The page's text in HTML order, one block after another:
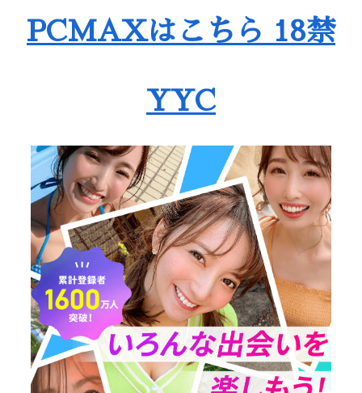
PCMAXはこちら 18禁
YYC